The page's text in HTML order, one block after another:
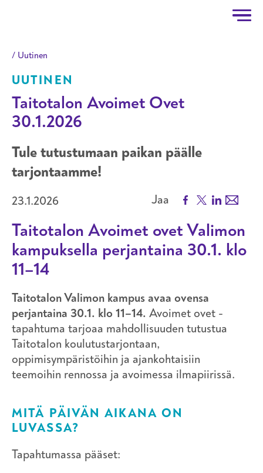
Uutinen
Taitotalon Avoimet Ovet
30.1.2026
UUTINEN
Tule tutustumaan paikan päälle
tarjontaamme!
23.1.2026 Jaa Facebook
X LinkedIn
Email
Taitotalon Avoimet ovet Valimon
kampuksella perjantaina 30.1. klo
11–14
Taitotalon Valimon kampus avaa ovensa
perjantaina 30.1. klo 11–14. Avoimet ovet -
tapahtuma tarjoaa mahdollisuuden tutustua
Taitotalon koulutustarjontaan,
oppimisympäristöihin ja ajankohtaisiin
teemoihin rennossa ja avoimessa ilmapiirissä.
MITÄ PÄIVÄN AIKANA ON
LUVASSA?
Tapahtumassa pääset: